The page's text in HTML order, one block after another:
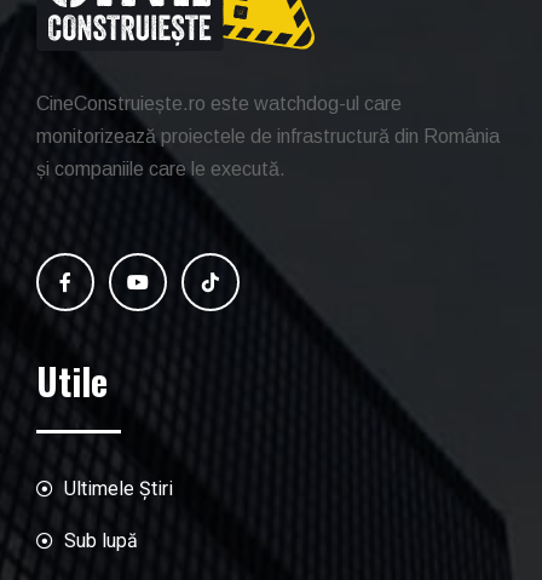
CineConstruiește.ro este watchdog-ul care
monitorizează proiectele de infrastructură din România
și companiile care le execută.
Utile
Ultimele Știri
Sub lupă